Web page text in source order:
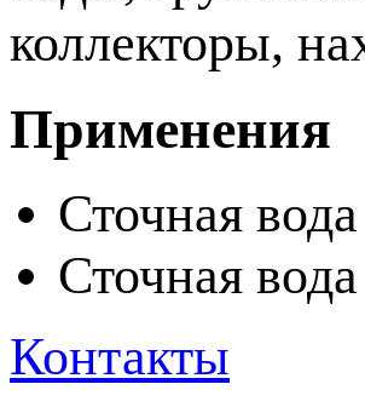
коллекторы,
Применения
Сточная
Сточная
Контакты